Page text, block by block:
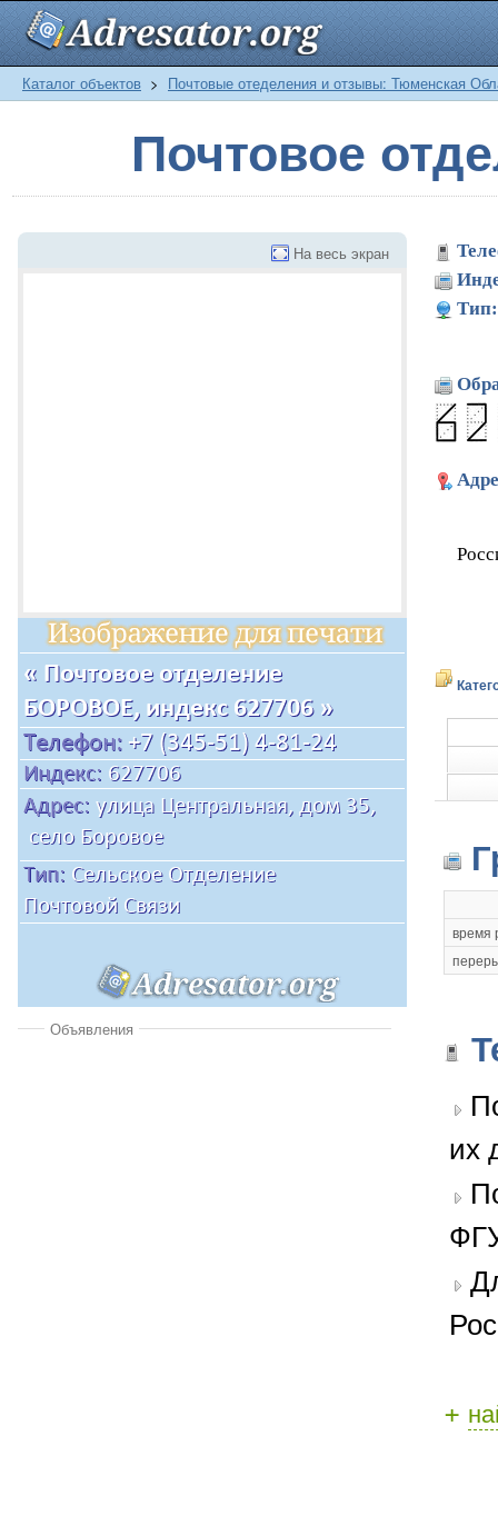
Каталог объектов > Почтовые отеделения и отзывы: Тюменская
Почтовое
На весь экран
Объявления
Тип:
время
их
+